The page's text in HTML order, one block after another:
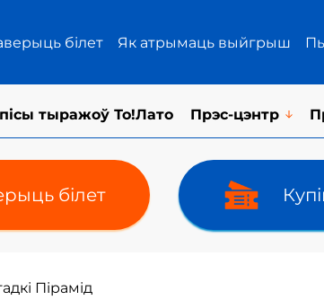
білет Як атрымаць выйгрыш
тыражоў То!Лато Прэс-цэнтр
білет
Пірамід